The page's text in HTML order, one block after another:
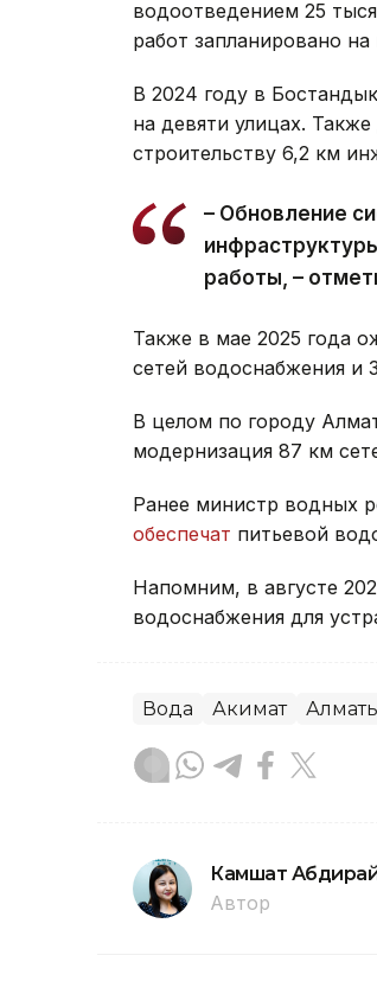
водоотведением 25
работ запланировано
В 2024 году в
на девяти улицах.
строительству 6,2 км
– Обновление
работы, –
Также в мае 2025 года
сетей водоснабжения и
В целом по городу
модернизация 87 км
Ранее министр водных
обеспечат питьевой
Напомним, в августе
водоснабжения для
Вода Акимат
Камшат
Автор